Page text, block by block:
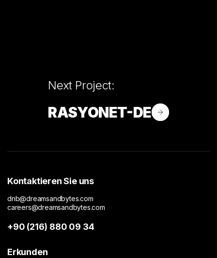
Next Project:
RASYONET-DE
Kontaktieren Sie uns
dnb@dreamsandbytes.com
careers@dreamsandbytes.com
+90 (216) 880 09 34
Erkunden